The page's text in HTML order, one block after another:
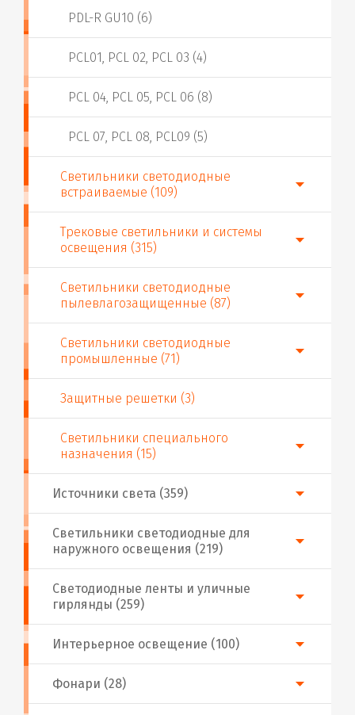
Фонари (28)
Интерьерное освещение (100)
Источники света (359)
Светодиодные ленты и уличные
гирлянды (259)
PDL-R GU10 (6)
PCL01, PCL 02, PCL 03 (4)
PCL 04, PCL 05, PCL 06 (8)
PCL 07, PCL 08, PCL09 (5)
Светильники светодиодные
встраиваемые (109)
Трековые светильники и системы
освещения (315)
Светильники светодиодные
пылевлагозащищенные (87)
Светильники светодиодные
промышленные (71)
Защитные решетки (3)
Светильники специального
назначения (15)
Светильники светодиодные для
наружного освещения (219)